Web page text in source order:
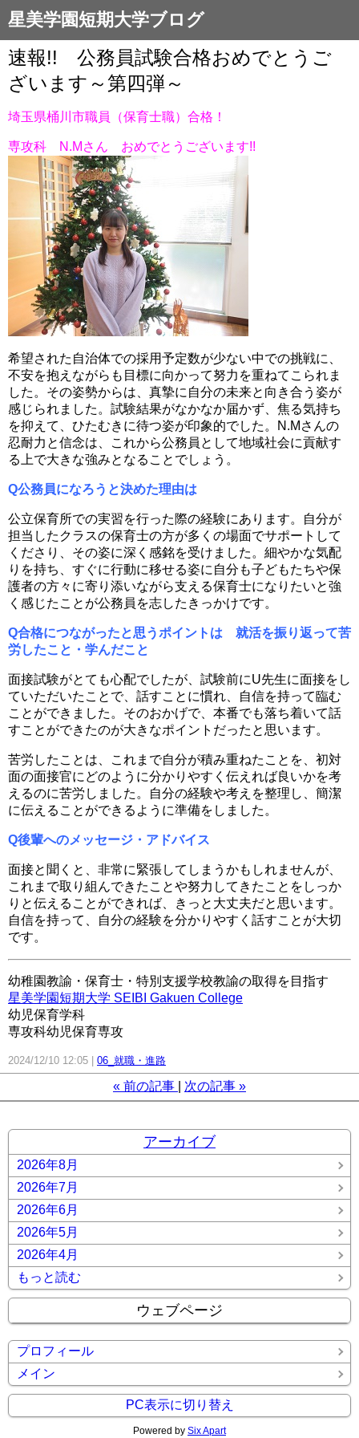
星美学園短期大学ブログ
速報!! 公務員試験合格おめでとうご
ざいます～第四弾～
埼玉県桶川市職員（保育士職）合格！
専攻科 N.Mさん おめでとうございます!!
希望された自治体での採用予定数が少ない中での挑戦に、
不安を抱えながらも目標に向かって努力を重ねてこられま
した。その姿勢からは、真摯に自分の未来と向き合う姿が
感じられました。試験結果がなかなか届かず、焦る気持ち
を抑えて、ひたむきに待つ姿が印象的でした。N.Mさんの
忍耐力と信念は、これから公務員として地域社会に貢献す
る上で大きな強みとなることでしょう。
Q公務員になろうと決めた理由は
公立保育所での実習を行った際の経験にあります。自分が
担当したクラスの保育士の方が多くの場面でサポートして
くださり、その姿に深く感銘を受けました。細やかな気配
りを持ち、すぐに行動に移せる姿に自分も子どもたちや保
護者の方々に寄り添いながら支える保育士になりたいと強
く感じたことが公務員を志したきっかけです。
Q合格につながったと思うポイントは 就活を振り返って苦
労したこと・学んだこと
面接試験がとても心配でしたが、試験前にU先生に面接をし
ていただいたことで、話すことに慣れ、自信を持って臨む
ことができました。そのおかげで、本番でも落ち着いて話
すことができたのが大きなポイントだったと思います。
苦労したことは、これまで自分が積み重ねたことを、初対
面の面接官にどのように分かりやすく伝えれば良いかを考
えるのに苦労しました。自分の経験や考えを整理し、簡潔
に伝えることができるように準備をしました。
Q後輩へのメッセージ・アドバイス
面接と聞くと、非常に緊張してしまうかもしれませんが、
これまで取り組んできたことや努力してきたことをしっか
りと伝えることができれば、きっと大丈夫だと思います。
自信を持って、自分の経験を分かりやすく話すことが大切
です。
幼稚園教諭・保育士・特別支援学校教諭の取得を目指す
星美学園短期大学 SEIBI Gakuen College
幼児保育学科
専攻科幼児保育専攻
2024/12/10 12:05 06_就職・進路
« 前の記事 次の記事 »
アーカイブ
2026年8月
2026年7月
2026年6月
2026年5月
2026年4月
もっと読む
ウェブページ
プロフィール
メイン
PC表示に切り替え
Powered by Six Apart